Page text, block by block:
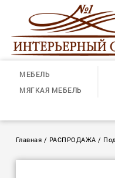
МЕБЕЛЬ
МЯГКАЯ МЕБЕЛЬ
Главная / РАСПРОДАЖА /